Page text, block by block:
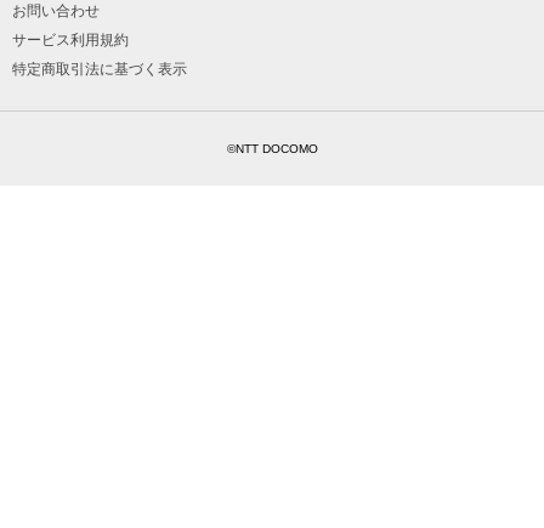
お問い合わせ
サービス利用規約
特定商取引法に基づく表示
©NTT DOCOMO